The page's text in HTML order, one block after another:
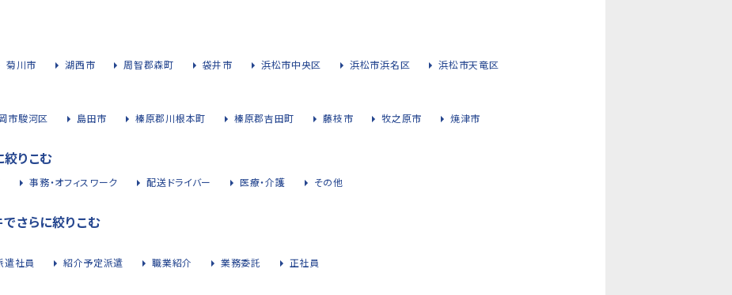
菊川市 湖西市 周智郡森町 袋井市 浜松市中央区 浜松市浜名区 浜松市天竜区
市駿河区 島田市 榛原郡川根本町 榛原郡吉田町 藤枝市 牧之原市 焼津市
りこむ
事務・オフィスワーク 配送ドライバー 医療・介護 その他
さらに絞りこむ
遣社員 紹介予定派遣 職業紹介 業務委託 正社員